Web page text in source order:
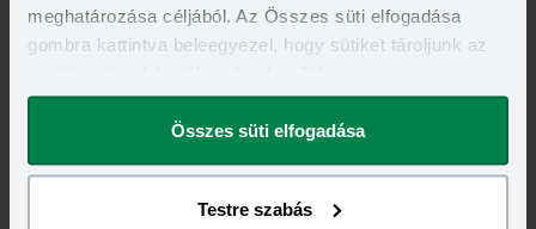
meghatározása céljából. Az Összes süti elfogadása
gombra kattintva beleegyezel, hogy sütiket tároljunk az
megváltoztathatod.
Összes süti elfogadása
Testre szabás